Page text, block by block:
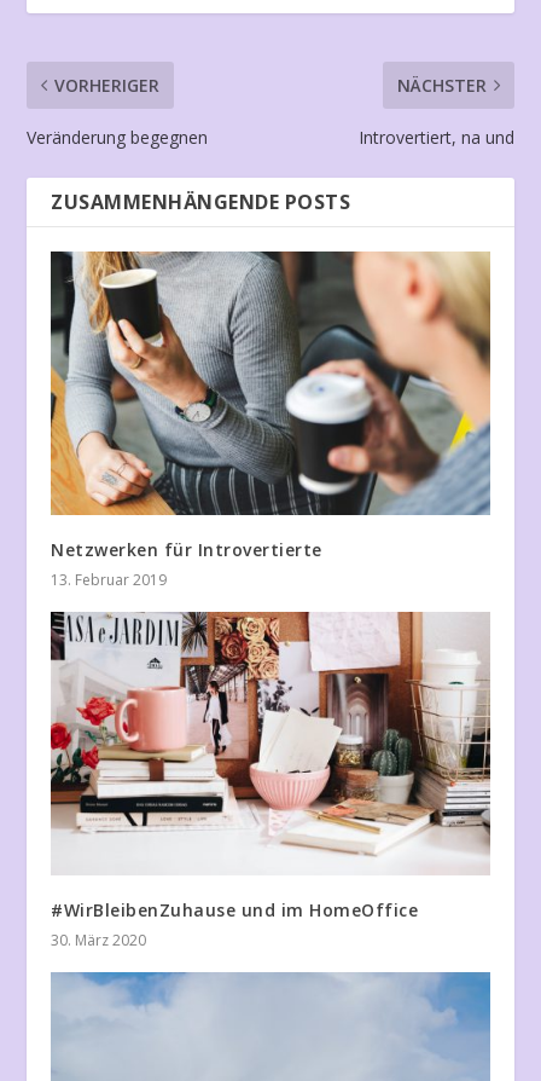
VORHERIGER
Veränderung begegnen
NÄCHSTER
Introvertiert, na und
ZUSAMMENHÄNGENDE POSTS
Netzwerken für Introvertierte
13. Februar 2019
#WirBleibenZuhause und im HomeOffice
30. März 2020